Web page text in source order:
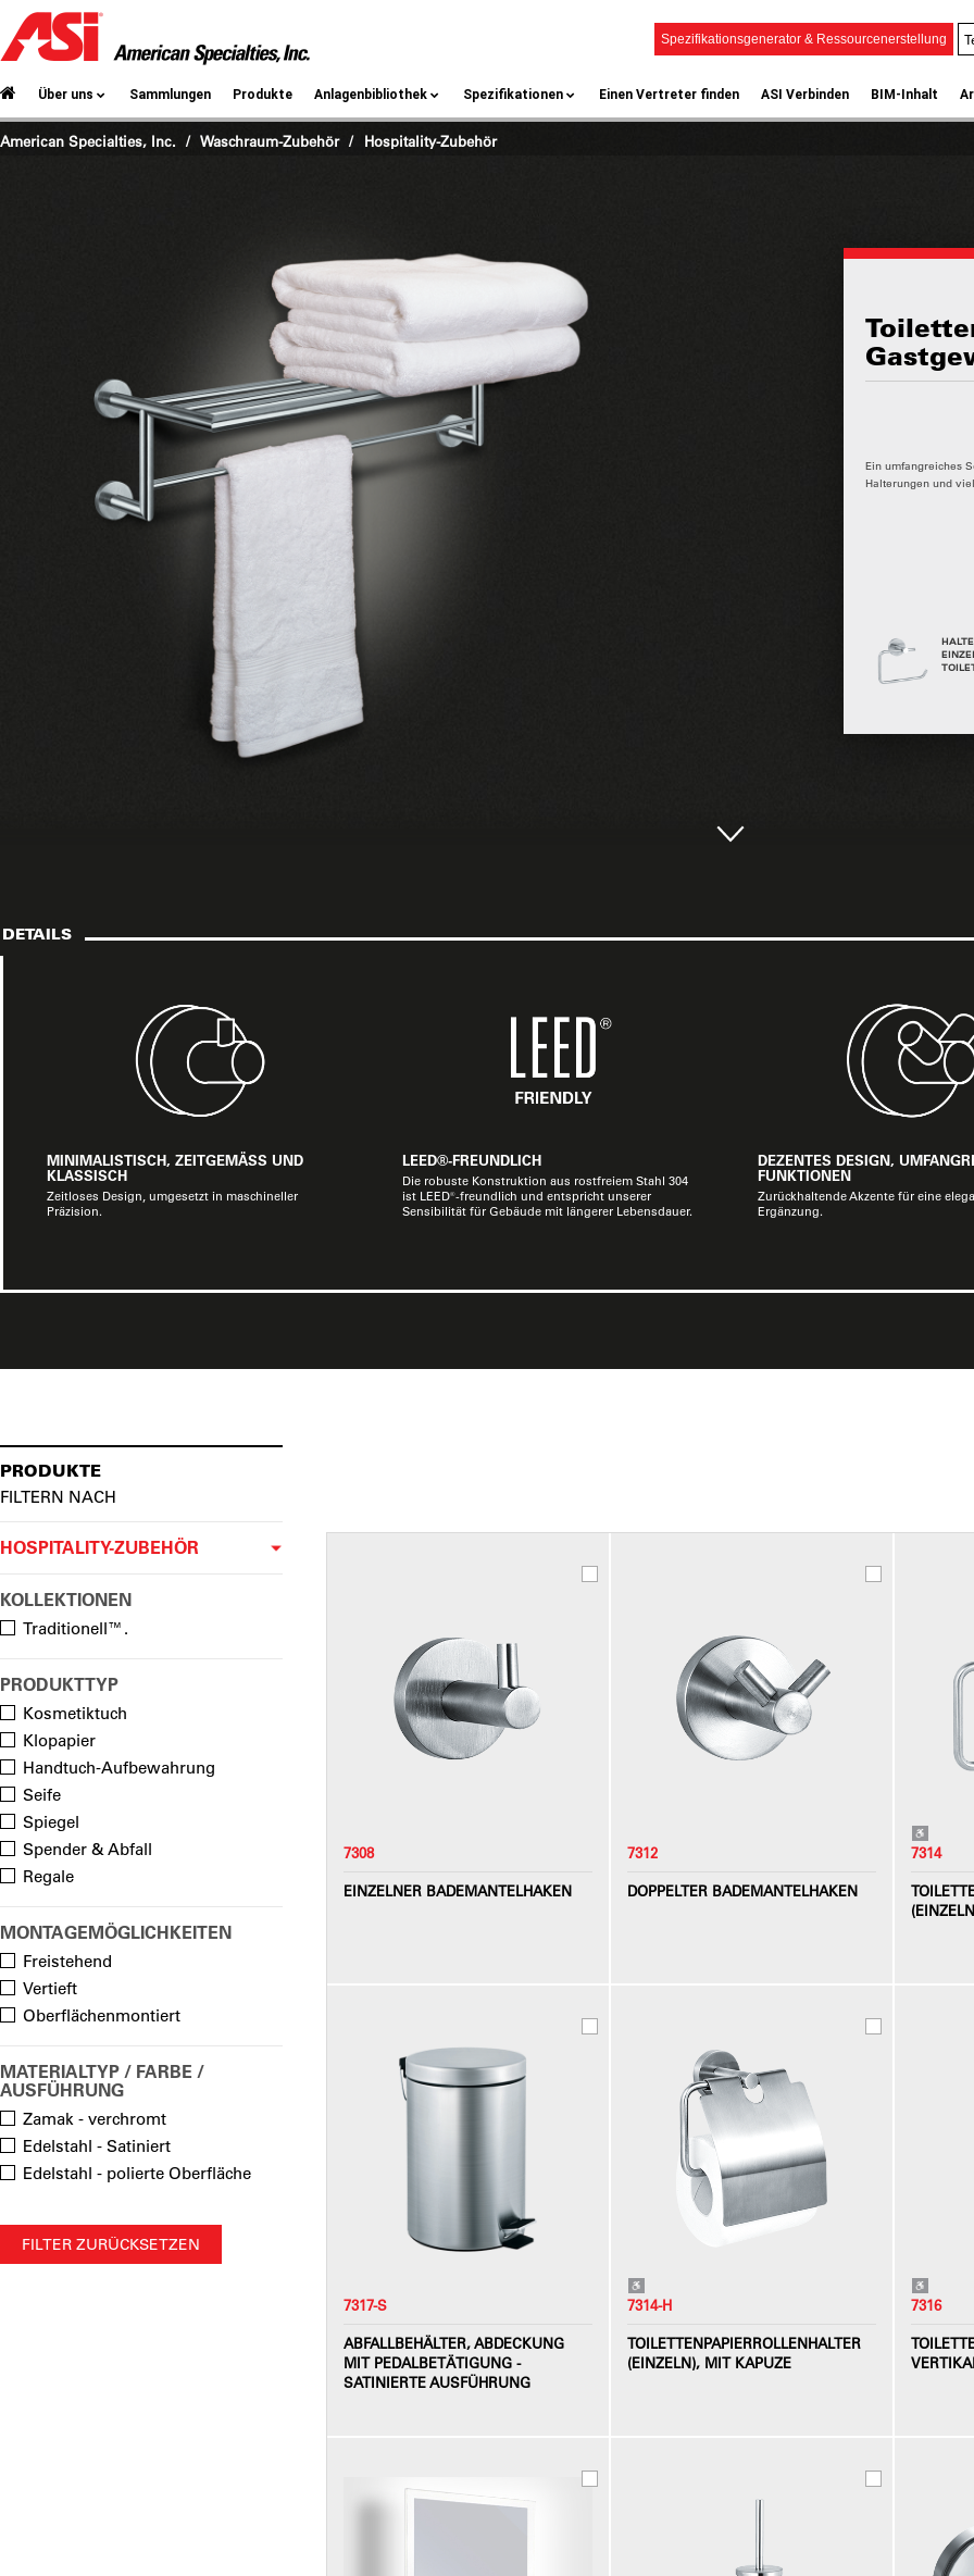
Spezifikationsgenerator & Ressourcenerstellung
Über uns Sammlungen Produkte Anlagenbibliothek Spezifikationen Einen Vertreter finden ASI Verbinden BIM-Inhalt
American Specialties, Inc. Waschraum-Zubehör / Hospitality-Zubehör
Ein umfangreiches
Halterungen und
DETAILS
MINIMALISTISCH, ZEITGEMÄSS UND
KLASSISCH
Zeitloses Design, umgesetzt in maschineller
Präzision.
LEED®-FREUNDLICH
Die robuste Konstruktion aus rostfreiem Stahl 304
ist LEED®-freundlich und entspricht unserer
Sensibilität für Gebäude mit längerer Lebensdauer.
DEZENTES DESIGN,
FUNKTIONEN
Zurückhaltende Akzente für eine
Ergänzung.
7308
EINZELNER BADEMANTELHAKEN
7312
DOPPELTER BADEMANTELHAKEN
7314
7317-S
ABFALLBEHÄLTER, ABDECKUNG
MIT PEDALBETÄTIGUNG -
SATINIERTE AUSFÜHRUNG
7314-H
TOILETTENPAPIERROLLENHALTER
(EINZELN), MIT KAPUZE
7316
PRODUKTE
FILTERN NACH
HOSPITALITY-ZUBEHÖR
KOLLEKTIONEN
Traditionell™.
PRODUKTTYP
Kosmetiktuch
Klopapier
Handtuch-Aufbewahrung
Seife
Spiegel
Spender & Abfall
Regale
MONTAGEMÖGLICHKEITEN
Freistehend
Vertieft
Oberflächenmontiert
MATERIALTYP / FARBE /
AUSFÜHRUNG
Zamak - verchromt
Edelstahl - Satiniert
Edelstahl - polierte Oberfläche
FILTER ZURÜCKSETZEN